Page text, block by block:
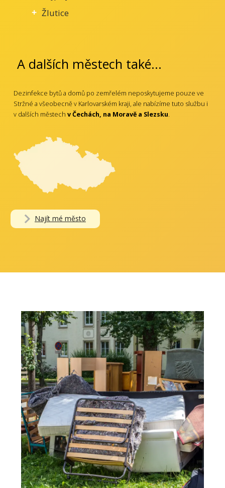
Žlutice
A dalších městech také...
Dezinfekce bytů a domů po zemřelém neposkytujeme pouze ve
Stržné a všeobecně v Karlovarském kraji, ale nabízíme tuto službu i
v dalších městechv Čechách, na Moravě a Slezsku.
Najít mé město